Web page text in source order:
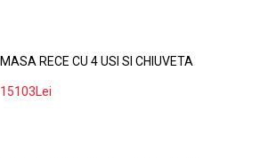
MASA RECE CU 4 USI SI CHIUVETA
15103Lei